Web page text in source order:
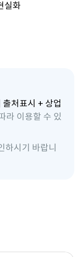
실화
처표시 + 상업
라 이용할 수 있
하시기 바랍니